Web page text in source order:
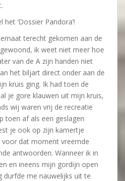
‘Dossier Pandora’!
terecht gekomen aan de
ik weet niet meer hoe
van de A zijn handen niet
het biljart direct onder aan de
kruis ging. Ik had toen de
je gore klauwen uit mijn kruis,
wij waren vrij de recreatie
toen af als een geslagen
je ook op zijn kamertje
dat moment vreemde
antwoorden. Wanneer ik in
en ineens mijn gordijn open
durfde me nauwelijks uit te